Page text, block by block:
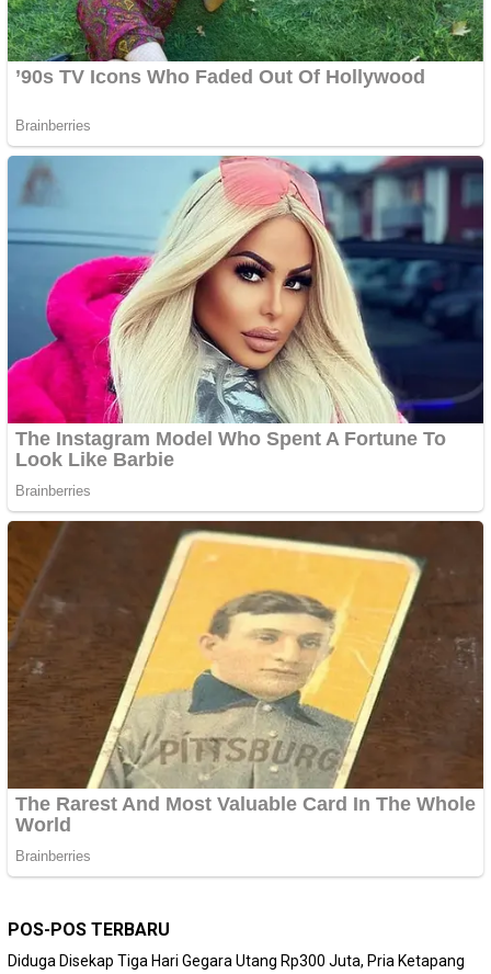
POS-POS TERBARU
Diduga Disekap Tiga Hari Gegara Utang Rp300 Juta, Pria Ketapang